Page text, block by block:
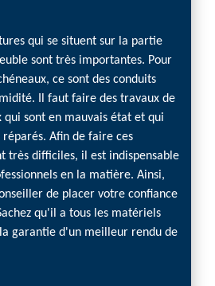
qui se situent sur la partie
sont très importantes. Pour
ce sont des conduits
Il faut faire des travaux de
qui sont en mauvais état et qui
Afin de faire ces
très difficiles, il est indispensable
en la matière. Ainsi,
de placer votre confiance
qu'il a tous les matériels
garantie d'un meilleur rendu de